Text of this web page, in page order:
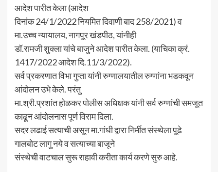
आदेश पारीत केला (आदेश
दिनांक 24/1/2022 नियमित दिवाणी बाद 258/2021) व
मा.उच्च न्यायालय, नागपूर खंडपीठ, यांनीही
डॉ.रामजी शुक्ला यांचे बाजुने आदेश पारीत केला. (याचिका क्रं.
1417/2022 आदेश दि.11/3/2022).
सर्व प्रकरणात विभा गुप्ता यांनी रुग्णालयातील रुग्णांना भडकवून
आंदोलन उभे केले. परंतु
मा.श्री.प्रशांत होळकर पोलीस अधिक्षक यांनी सर्व रुग्णांची समजूत
काढून आंदोलनास पूर्ण विराम दिला.
सदर लढाई सत्याची असून मा.गांधी द्वारा निर्मीत संस्थेला पूढे
गालबोट लागु नये व सत्याच्या बाजूने
संस्थेची वाटचाल सुरू राहावी करीता कार्य करणे सुरु आहे.